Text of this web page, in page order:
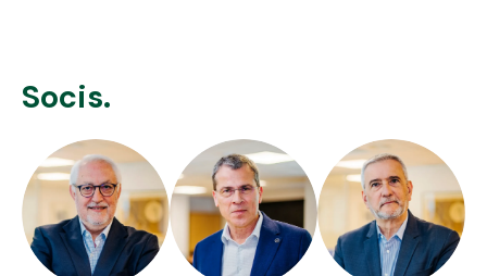
Socis.